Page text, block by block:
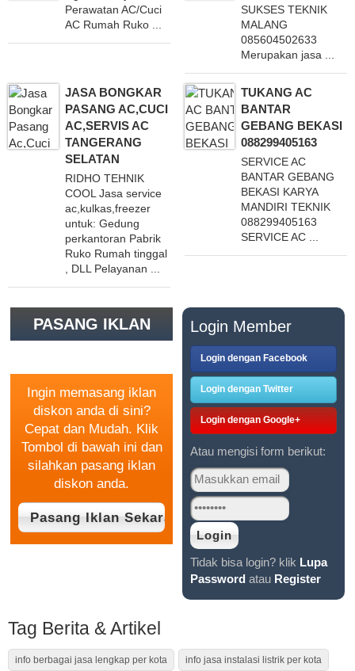
Perawatan AC/Cuci
AC Rumah Ruko ...
SUKSES TEKNIK
MALANG
085604502633
Merupakan jasa ...
JASA BONGKAR
PASANG AC,CUCI
AC,SERVIS AC
TANGERANG
SELATAN
RIDHO TEHNIK
COOL Jasa service
ac,kulkas,freezer
untuk: Gedung
perkantoran Pabrik
Ruko Rumah tinggal
, DLL Pelayanan ...
TUKANG AC
BANTAR
GEBANG BEKASI
088299405163
SERVICE AC
BANTAR GEBANG
BEKASI KARYA
MANDIRI TEKNIK
088299405163
SERVICE AC ...
PASANG IKLAN
Ingin memasang iklan
diskon anda di sini?
Cepat dan Mudah. Klik
Tombol di bawah ini dan
silahkan pasang iklan
diskon anda.
Login Member
Login dengan Facebook
Login dengan Twitter
Login dengan Google+
Atau mengisi form berikut:
Tidak bisa login? klik Lupa
Password atau Register
Tag Berita & Artikel
info berbagai jasa lengkap per kota info jasa instalasi listrik per kota